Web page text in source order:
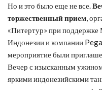
Но и это было еще не все.
торжественный прием,
«Питертур» при поддержке
Индонезии и компании
мероприятие были
Вечер с изысканным
яркими индонезийскими